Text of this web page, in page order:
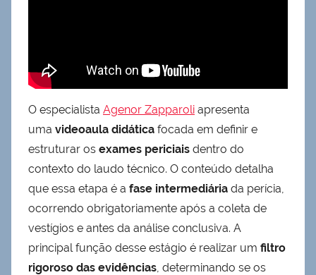
O especialista Agenor Zapparoli apresenta
uma videoaula didática focada em definir e
estruturar os exames periciais dentro do
contexto do laudo técnico. O conteúdo detalha
que essa etapa é a fase intermediária da perícia,
ocorrendo obrigatoriamente após a coleta de
vestígios e antes da análise conclusiva. A
principal função desse estágio é realizar um filtro
rigoroso das evidências, determinando se os